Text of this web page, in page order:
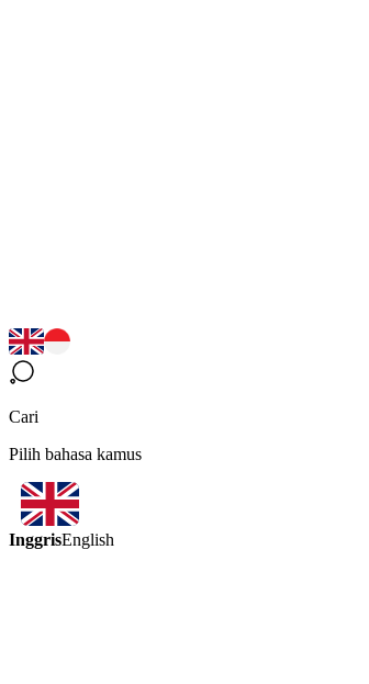
Cari
Pilih bahasa kamus
InggrisEnglish